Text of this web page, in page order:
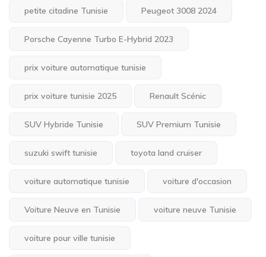
petite citadine Tunisie Peugeot 3008 2024
Porsche Cayenne Turbo E-Hybrid 2023
prix voiture automatique tunisie
prix voiture tunisie 2025 Renault Scénic
SUV Hybride Tunisie SUV Premium Tunisie
suzuki swift tunisie toyota land cruiser
voiture automatique tunisie voiture d'occasion
Voiture Neuve en Tunisie voiture neuve Tunisie
voiture pour ville tunisie